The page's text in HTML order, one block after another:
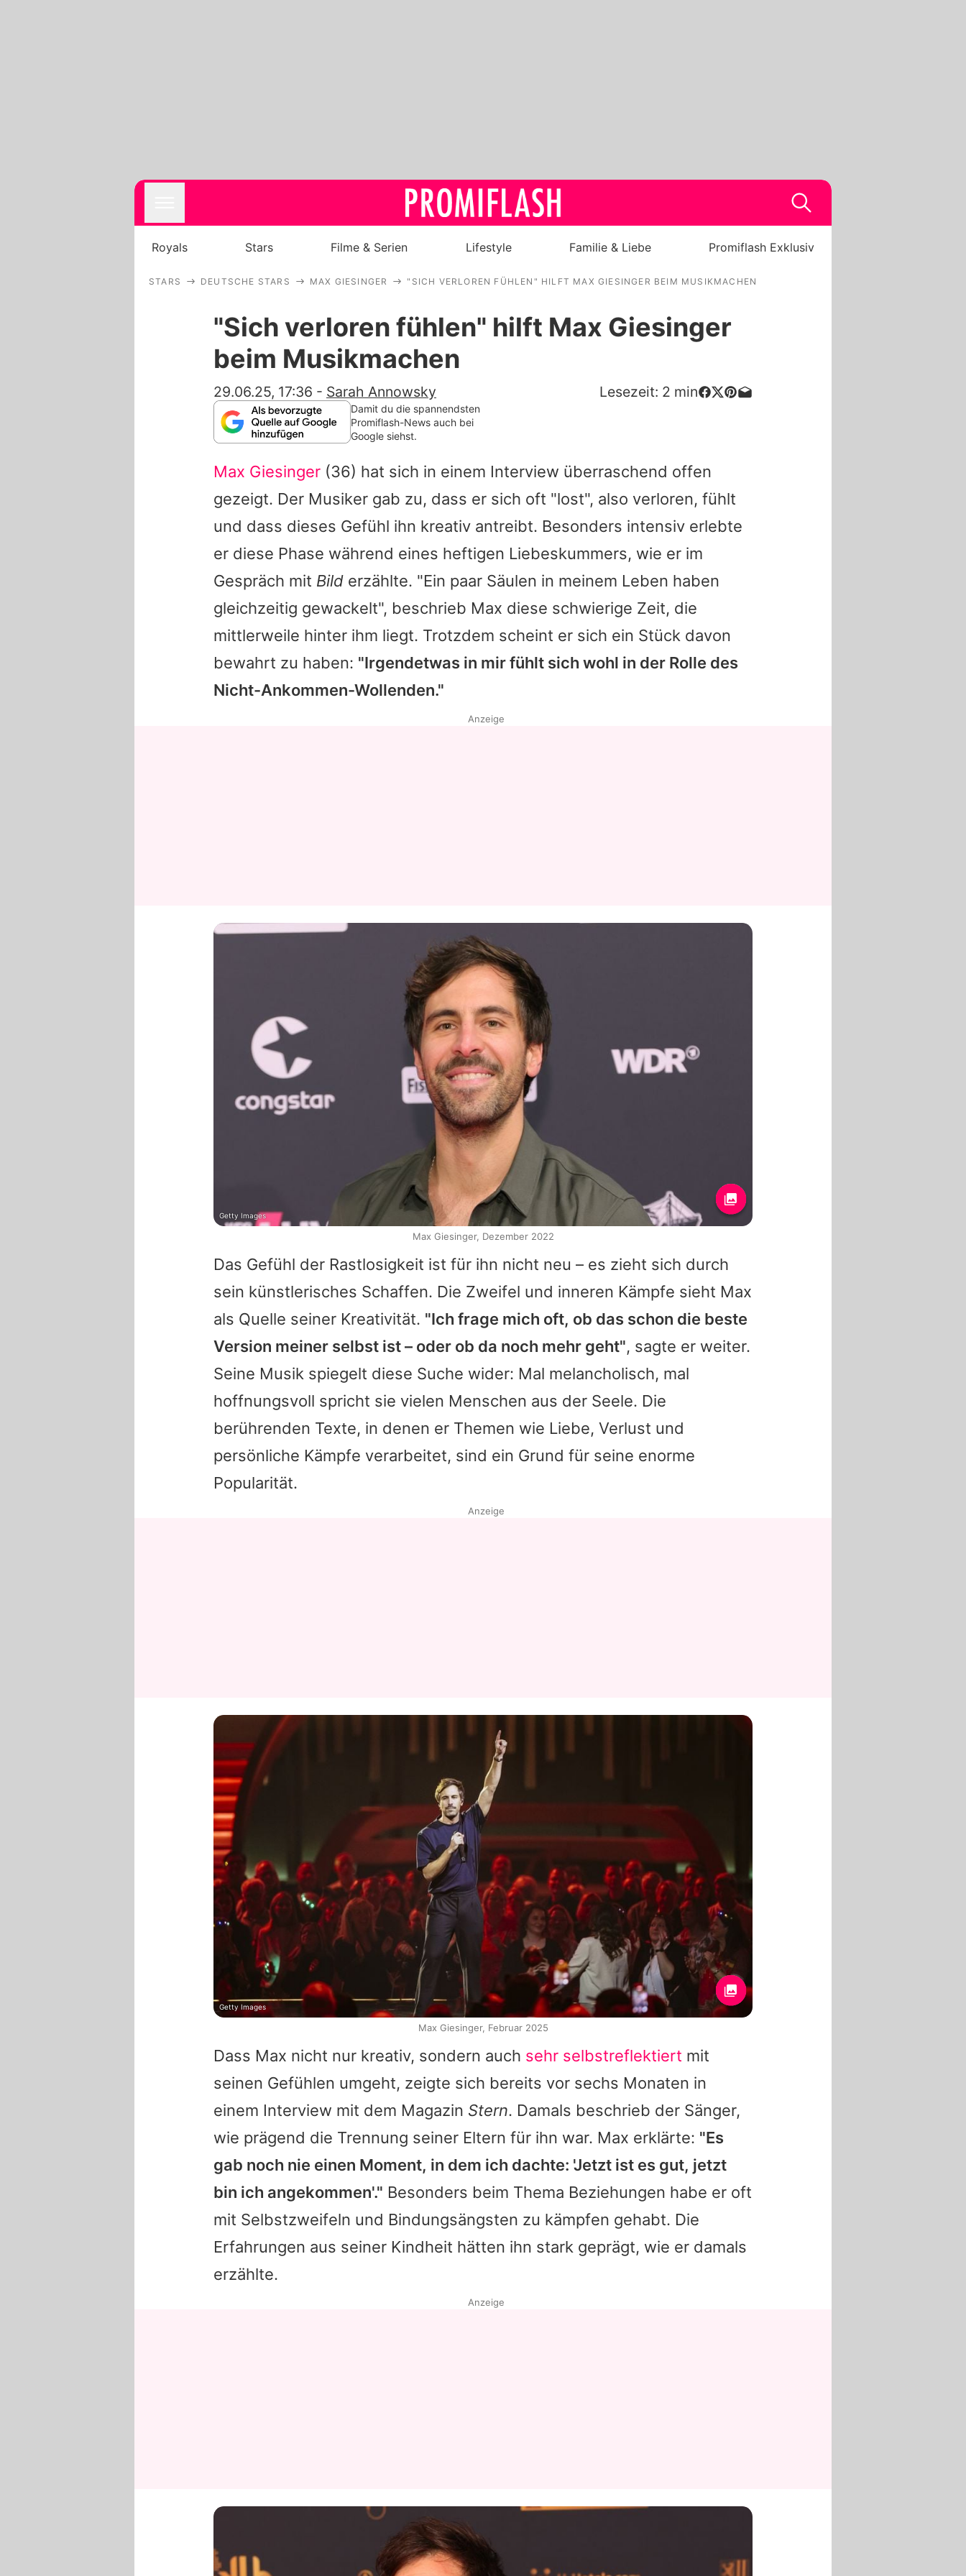
Royals
Stars
Familie & Liebe
App runterladen
Team
Redaktionelle Richtlinien
Impressum
Datenschutzerklärung
Nutzungsbedingungen
Royals Stars Filme & Serien Lifestyle Familie & Liebe Promiflash Exklusiv
STARS DEUTSCHE STARS MAX GIESINGER "SICH VERLOREN FÜHLEN" HILFT MAX GIESINGER BEIM MUSIKMACHEN
"Sich verloren fühlen" hilft Max Giesinger
beim Musikmachen
29.06.25, 17:36 - Sarah Annowsky Lesezeit: 2 min
Damit du die spannendsten
Promiflash-News auch bei
Google siehst.
Max Giesinger (36) hat sich in einem Interview überraschend offen
gezeigt. Der Musiker gab zu, dass er sich oft "lost", also verloren, fühlt
und dass dieses Gefühl ihn kreativ antreibt. Besonders intensiv erlebte
er diese Phase während eines heftigen Liebeskummers, wie er im
Gespräch mit Bild erzählte. "Ein paar Säulen in meinem Leben haben
gleichzeitig gewackelt", beschrieb Max diese schwierige Zeit, die
mittlerweile hinter ihm liegt. Trotzdem scheint er sich ein Stück davon
bewahrt zu haben: "Irgendetwas in mir fühlt sich wohl in der Rolle des
Nicht-Ankommen-Wollenden."
Das Gefühl der Rastlosigkeit ist für ihn nicht neu – es zieht sich durch
sein künstlerisches Schaffen. Die Zweifel und inneren Kämpfe sieht Max
als Quelle seiner Kreativität. "Ich frage mich oft, ob das schon die beste
Version meiner selbst ist – oder ob da noch mehr geht", sagte er weiter.
Seine Musik spiegelt diese Suche wider: Mal melancholisch, mal
hoffnungsvoll spricht sie vielen Menschen aus der Seele. Die
berührenden Texte, in denen er Themen wie Liebe, Verlust und
persönliche Kämpfe verarbeitet, sind ein Grund für seine enorme
Popularität.
Dass Max nicht nur kreativ, sondern auch sehr selbstreflektiert mit
seinen Gefühlen umgeht, zeigte sich bereits vor sechs Monaten in
einem Interview mit dem Magazin Stern. Damals beschrieb der Sänger,
wie prägend die Trennung seiner Eltern für ihn war. Max erklärte: "Es
gab noch nie einen Moment, in dem ich dachte: 'Jetzt ist es gut, jetzt
bin ich angekommen'." Besonders beim Thema Beziehungen habe er oft
mit Selbstzweifeln und Bindungsängsten zu kämpfen gehabt. Die
Erfahrungen aus seiner Kindheit hätten ihn stark geprägt, wie er damals
erzählte.
Anzeige
Getty Images
Max Giesinger, Dezember 2022
Anzeige
Getty Images
Max Giesinger, Februar 2025
Anzeige